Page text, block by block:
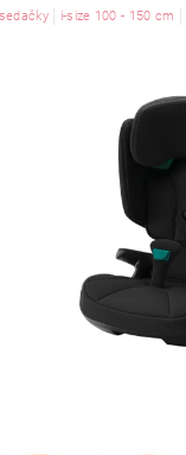
i-size 100 - 150 cm